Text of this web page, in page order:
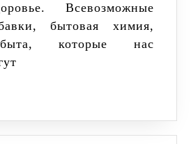
Всевозможные
бытовая химия,
которые нас